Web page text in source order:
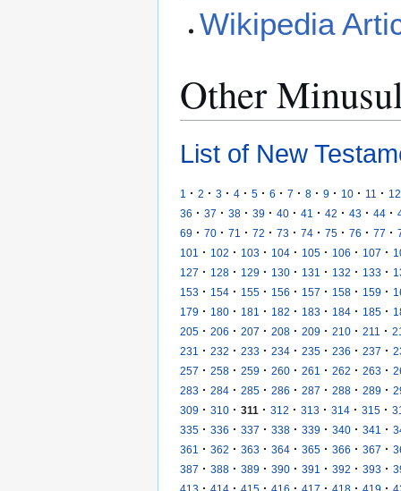
Wikipedia
Other
List of New
1 · 2 · 3 · 4 · 5 · 6 · 7 · 8 · 9 · 10 · 11 · 12
36 · 37 · 38 · 39 · 40 · 41 · 42 · 43 · 44 ·
69 · 70 · 71 · 72 · 73 · 74 · 75 · 76 · 77 ·
101
· 102 · 103 · 104 · 105 · 106 · 107 ·
127 · 128 · 129 · 130 · 131 · 132 · 133 ·
153 · 154 · 155 · 156 · 157 · 158 · 159 ·
179 · 180 · 181 · 182 · 183 · 184 · 185 ·
205 · 206 · 207 · 208 · 209 · 210 · 211 ·
231
· 232 · 233 · 234 · 235 · 236 · 237 ·
257 · 258 · 259 · 260 · 261 · 262 · 263 ·
283 · 284 · 285 · 286 · 287 · 288 · 289 ·
309 · 310 · 311 · 312 · 313 · 314 · 315 ·
335 · 336 · 337 · 338 · 339 · 340 · 341 ·
361
· 362 · 363 · 364 · 365 · 366 · 367 ·
387 · 388 · 389 · 390 · 391 · 392 · 393 ·
413 · 414 · 415 · 416 · 417 · 418 · 419 ·